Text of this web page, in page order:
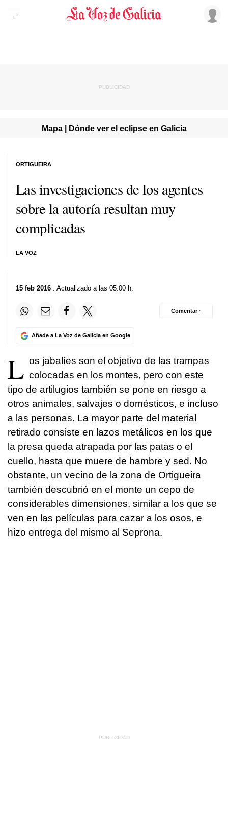
Mapa | Dónde ver el eclipse en Galicia
Las investigaciones de los agentes
sobre la autoría resultan muy
complicadas
LA VOZ
ORTIGUEIRA
15 feb 2016 . Actualizado a las 05:00 h.
Añade a La Voz de Galicia en Google
Comentar ·
L os jabalíes son el objetivo de las trampas
colocadas en los montes, pero con este
tipo de artilugios también se pone en riesgo a
otros animales, salvajes o domésticos, e incluso
a las personas. La mayor parte del material
retirado consiste en lazos metálicos en los que
la presa queda atrapada por las patas o el
cuello, hasta que muere de hambre y sed. No
obstante, un vecino de la zona de Ortigueira
también descubrió en el monte un cepo de
considerables dimensiones, similar a los que se
ven en las películas para cazar a los osos, e
hizo entrega del mismo al Seprona.